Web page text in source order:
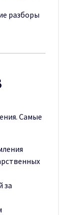
разборы
Самые
за